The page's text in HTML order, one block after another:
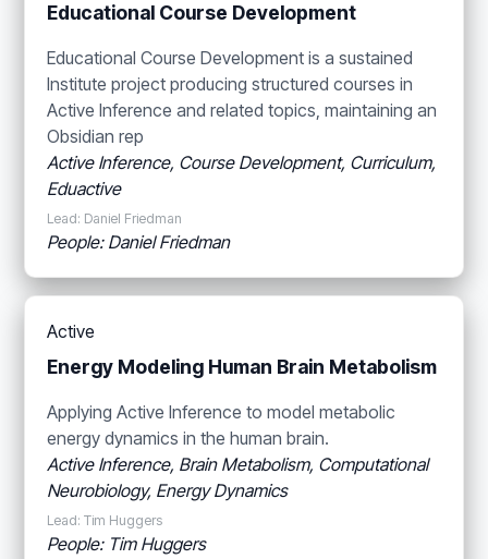
Educational Course Development
Educational Course Development is a sustained
Institute project producing structured courses in
Active Inference and related topics, maintaining an
Obsidian rep
Active Inference, Course Development, Curriculum,
Eduactive
Lead: Daniel Friedman
People: Daniel Friedman
Active
Energy Modeling Human Brain Metabolism
Applying Active Inference to model metabolic
energy dynamics in the human brain.
Active Inference, Brain Metabolism, Computational
Neurobiology, Energy Dynamics
Lead: Tim Huggers
People: Tim Huggers